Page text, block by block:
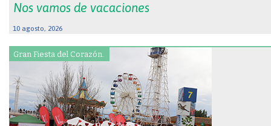
Nos vamos de vacaciones
10 agosto, 2026
Gran Fiesta del Corazón.